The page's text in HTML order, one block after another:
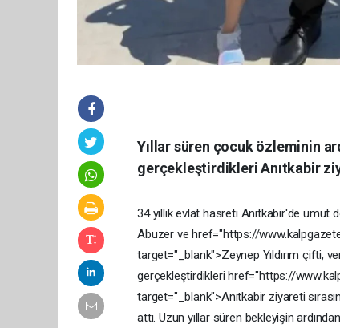
Yıllar süren çocuk özleminin
gerçekleştirdikleri Anıtkabir
34yıllıkevlathasreti Anıtkabir'deumut
Abuzer vehref="https://
target="_blank">Zeynep Yıldırım çifti,
gerçekleştirdiklerihref="https://
target="_blank">Anıtkabir ziyareti
attı. Uzun yıllar süren bekleyişinardından